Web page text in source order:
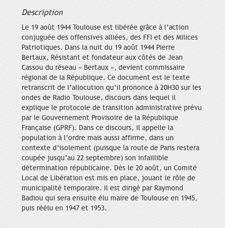
Description
Le 19 août 1944 Toulouse est libérée grâce à l’action
conjuguée des offensives alliées, des FFI et des Milices
Patriotiques. Dans la nuit du 19 août 1944 Pierre
Bertaux, Résistant et fondateur aux côtés de Jean
Cassou du réseau « Bertaux », devient commissaire
régional de la République. Ce document est le texte
retranscrit de l’allocution qu’il prononce à 20H30 sur les
ondes de Radio Toulouse, discours dans lequel il
explique le protocole de transition administrative prévu
par le Gouvernement Provisoire de la République
Française (GPRF). Dans ce discours, il appelle la
population à l’ordre mais aussi affirme, dans un
contexte d’isolement (puisque la route de Paris restera
coupée jusqu’au 22 septembre) son infaillible
détermination républicaine. Dès le 20 août, un Comité
Local de Libération est mis en place, jouant le rôle de
municipalité temporaire. Il est dirigé par Raymond
Badiou qui sera ensuite élu maire de Toulouse en 1945,
puis réélu en 1947 et 1953.